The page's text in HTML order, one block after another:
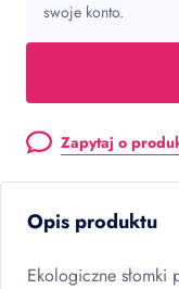
swoje konto.
Zapytaj o
Opis produktu
Ekologiczne